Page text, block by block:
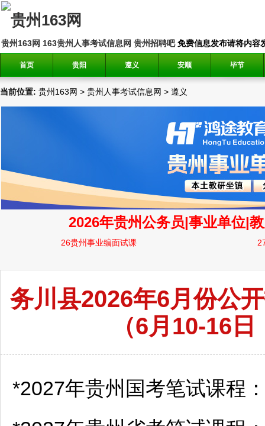
贵州163网 163贵州人事考试信息网 贵州招聘吧免费信息发布请将内容
首页 贵阳 遵义 安顺 毕节
当前位置: 贵州163网 > 贵州人事考试信息网 > 遵义
务川县2026年6月份公
（6月10-16
*2027年贵州国考笔试课程